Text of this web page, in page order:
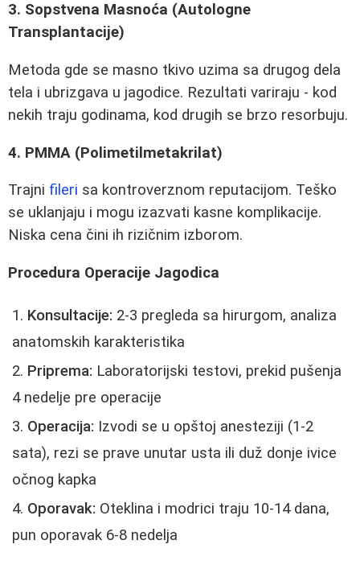
3. Sopstvena Masnoća (Autologne
Transplantacije)
Metoda gde se masno tkivo uzima sa drugog dela
tela i ubrizgava u jagodice. Rezultati variraju - kod
nekih traju godinama, kod drugih se brzo resorbuju.
4. PMMA (Polimetilmetakrilat)
Trajni fileri sa kontroverznom reputacijom. Teško
se uklanjaju i mogu izazvati kasne komplikacije.
Niska cena čini ih rizičnim izborom.
Procedura Operacije Jagodica
Konsultacije: 2-3 pregleda sa hirurgom, analiza
anatomskih karakteristika
Priprema: Laboratorijski testovi, prekid pušenja
4 nedelje pre operacije
Operacija: Izvodi se u opštoj anesteziji (1-2
sata), rezi se prave unutar usta ili duž donje ivice
očnog kapka
Oporavak: Oteklina i modrici traju 10-14 dana,
pun oporavak 6-8 nedelja